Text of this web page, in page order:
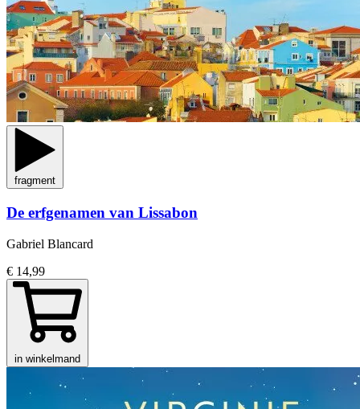
fragment
De erfgenamen van Lissabon
Gabriel Blancard
€ 14,99
in winkelmand